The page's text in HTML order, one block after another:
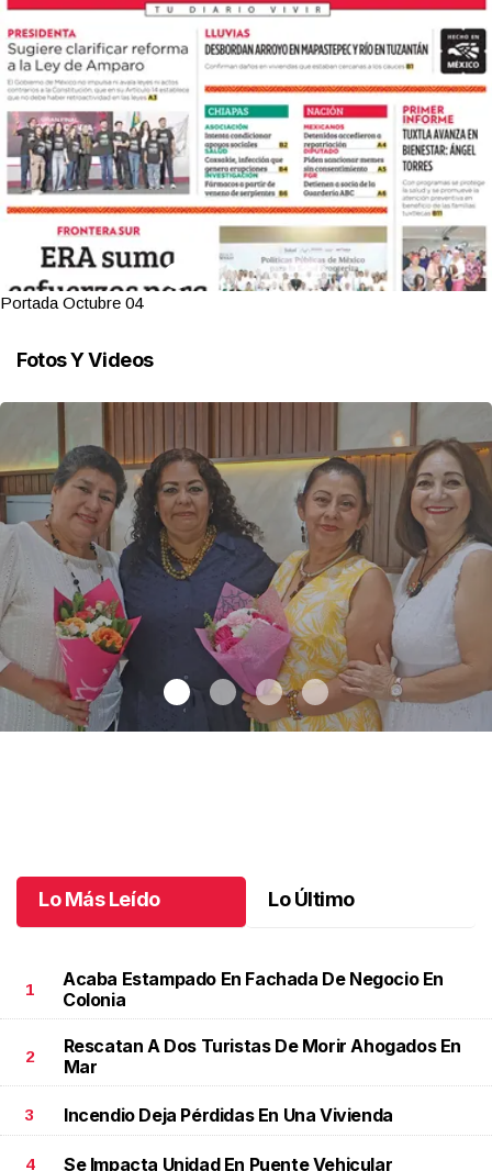
Portada Octubre 04
Fotos Y Videos
Lo Más Leído Lo Último
1
Acaba Estampado En Fachada De Negocio En
Colonia
2
Rescatan A Dos Turistas De Morir Ahogados En
Mar
3 Incendio Deja Pérdidas En Una Vivienda
4 Se Impacta Unidad En Puente Vehicular